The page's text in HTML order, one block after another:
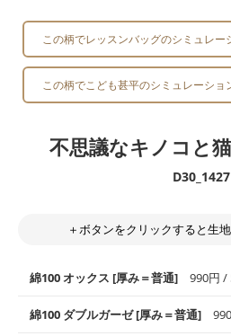
この柄でレッスンバッグのシミュレー
この柄でこども甚平のシミュレーショ
不思議なキノコと
D30_1427
＋ボタンをクリックすると生
綿100 オックス [厚み＝普通] 990円 /
綿100 ダブルガーゼ [厚み＝普通]